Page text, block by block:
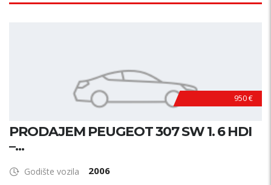
950 €
PRODAJEM PEUGEOT 307 SW 1. 6 HDI
–...
Godište vozila 2006